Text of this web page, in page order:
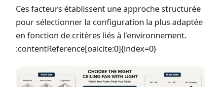
Ces facteurs établissent une approche structurée
pour sélectionner la configuration la plus adaptée
en fonction de critères liés à l'environnement.
:contentReference[oaicite:0]{index=0}